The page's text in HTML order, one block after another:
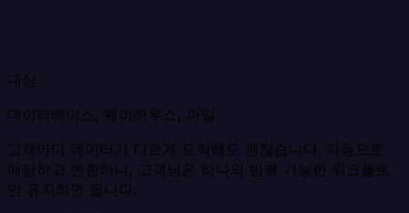
대상
데이터베이스, 웨어하우스, 파일
고객마다 데이터가 다르게 도착해도 괜찮습니다. 자동으로
매핑하고 변환하니, 고객님은 하나의 반복 가능한 워크플로
만 유지하면 됩니다.